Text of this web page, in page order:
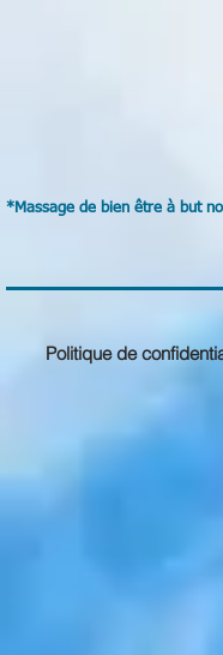
*Massage de bien être à but
Politique de